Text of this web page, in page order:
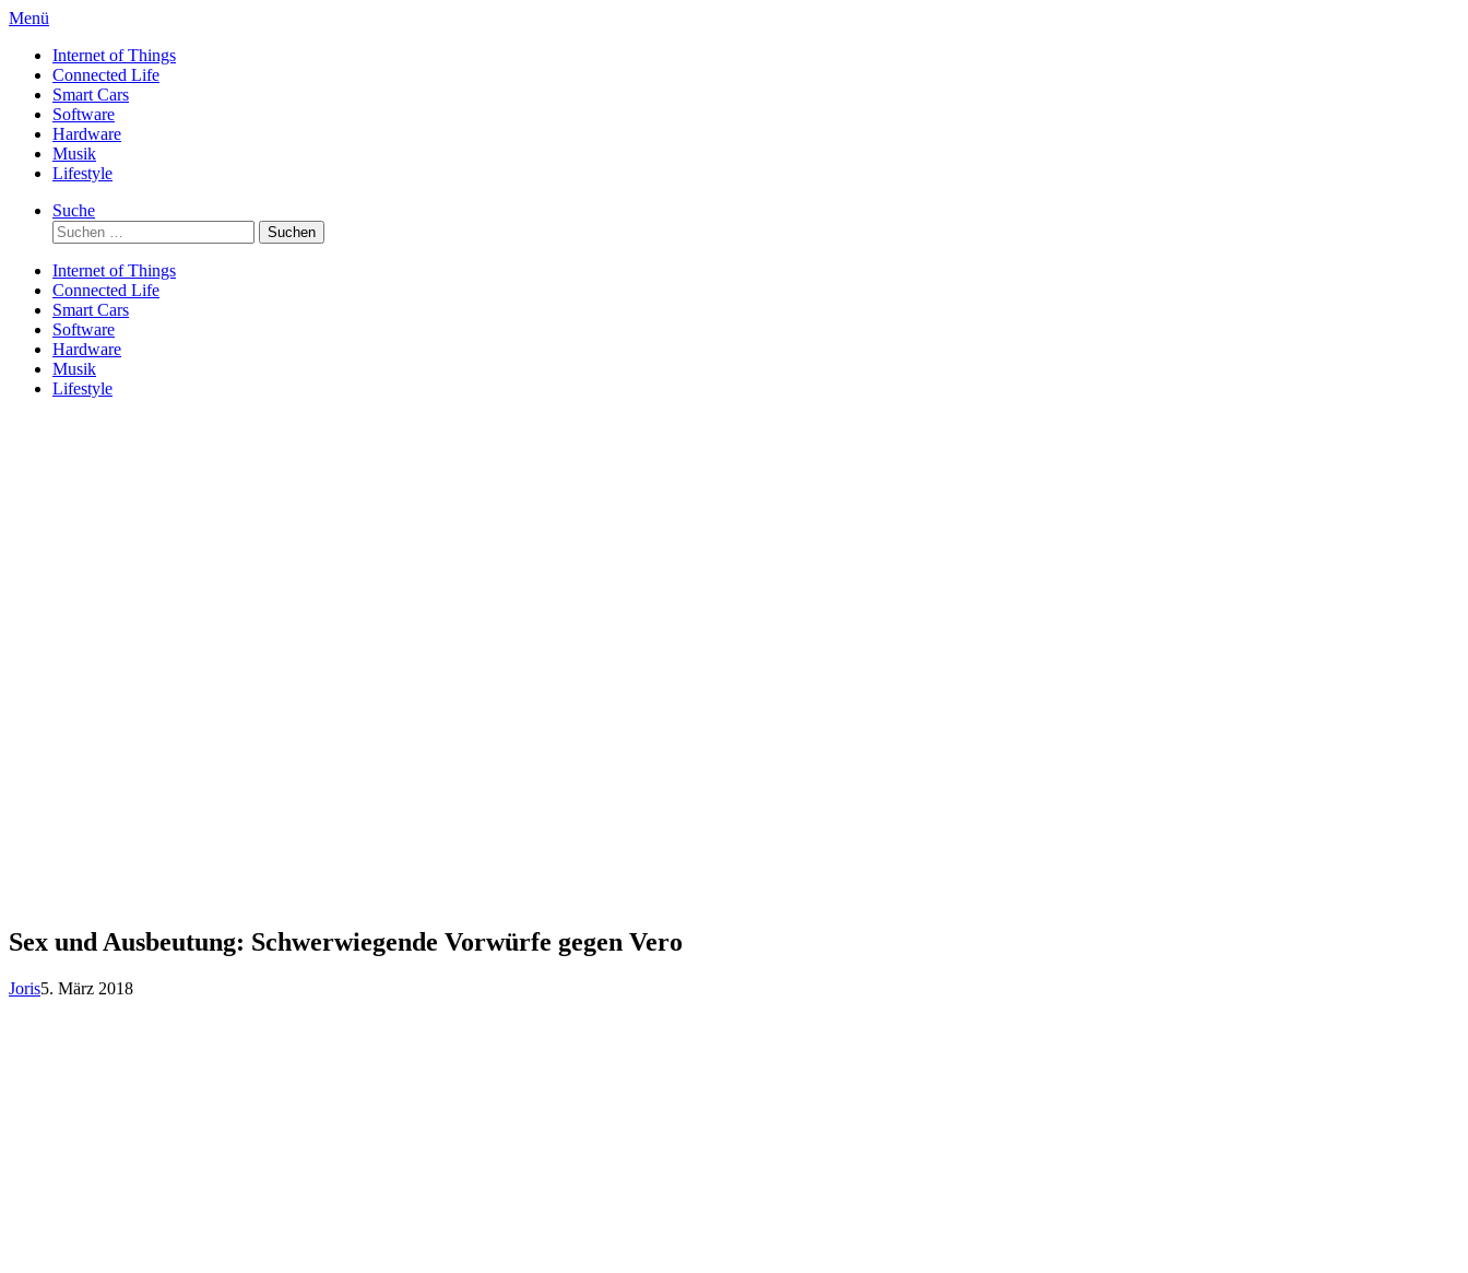
Direkt
Inhalt
Menü
Internet of Things
Connected Life
Smart Cars
Software
Hardware
Musik
Lifestyle
Suche
Suchen
nach:
Internet of Things
Connected Life
Smart Cars
Software
Hardware
Musik
Lifestyle
Sex und Ausbeutung: Schwerwiegende Vorwürfe gegen Vero
Joris5. März 2018